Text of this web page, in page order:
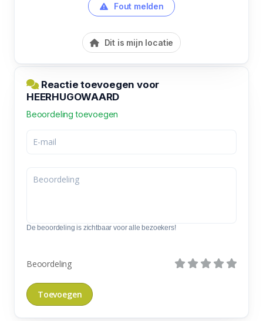
Fout melden
Dit is mijn locatie
Reactie toevoegen voor
HEERHUGOWAARD
Beoordeling toevoegen
De beoordeling is zichtbaar voor alle bezoekers!
Beoordeling